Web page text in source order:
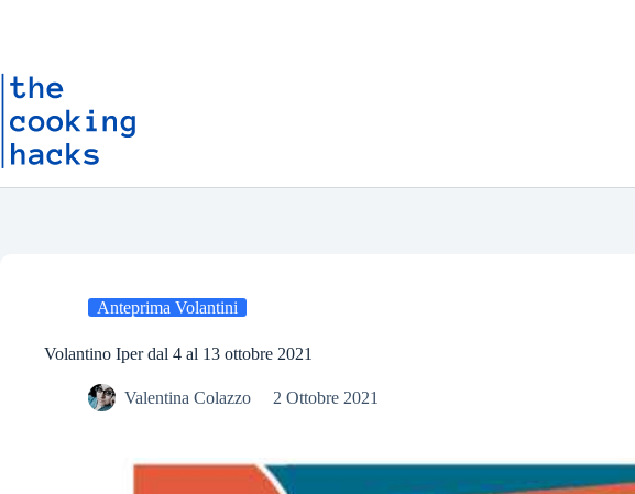
t
o
n
Anteprima Volantini
Volantino Iper dal 4 al 13 ottobre 2021
Valentina Colazzo 2 Ottobre 2021